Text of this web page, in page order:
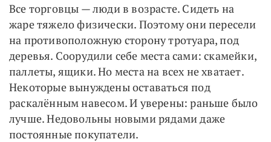
Все торговцы — люди в возрасте. Сидеть на
жаре тяжело физически. Поэтому они пересели
на противоположную сторону тротуара, под
деревья. Соорудили себе места сами: скамейки,
паллеты, ящики. Но места на всех не хватает.
Некоторые вынуждены оставаться под
раскалённым навесом. И уверены: раньше было
лучше. Недовольны новыми рядами даже
постоянные покупатели.